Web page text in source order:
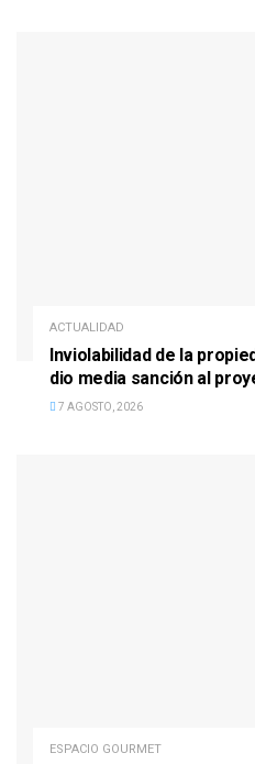
ACTUALIDAD
Inviolabilidad de la
dio media sanción al
7 AGOSTO, 2026
ESPACIO GOURMET